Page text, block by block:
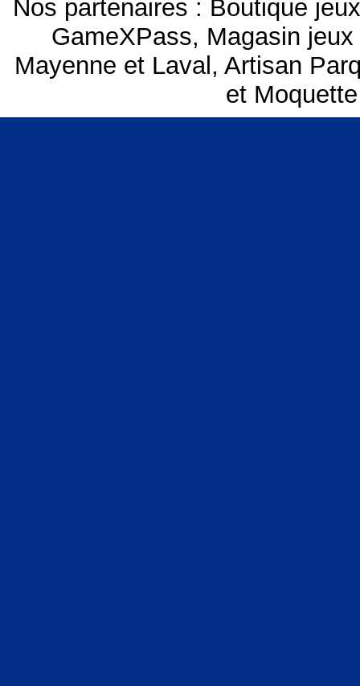
Nos partenaires : Boutique
GameXPass, Magasin
Mayenne et Laval , Artisan
et